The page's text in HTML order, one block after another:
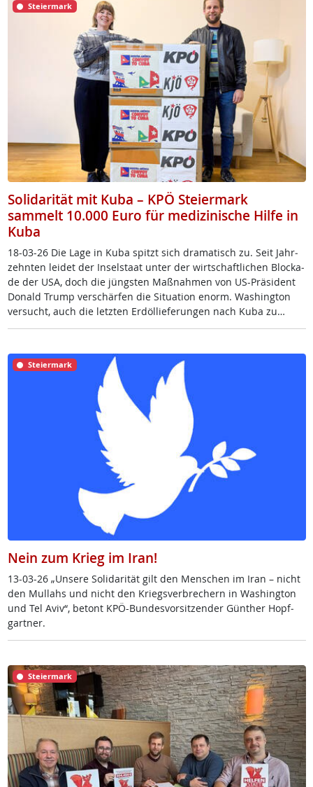
Steiermark
Solidarität mit Kuba – KPÖ Steiermark
sammelt 10.000 Euro für medizinische Hilfe in
Kuba
18-03-26 Die La­ge in Ku­ba spitzt sich dra­ma­tisch zu. Seit Jahr­
zehn­ten lei­det der In­sel­staat un­ter der wirt­schaft­li­chen Blo­c­ka­
de der USA, doch die jüngs­ten Maß­nah­men von US-Prä­si­dent
Do­nald Trump ver­schär­fen die Si­tua­ti­on enorm. Was­hing­ton
ver­sucht, auch die letz­ten Erd­öl­lie­fe­run­gen nach Ku­ba zu…
Steiermark
Nein zum Krieg im Iran!
13-03-26 „Un­se­re So­li­da­ri­tät gilt den Men­schen im Iran – nicht
den Mul­lahs und nicht den Kriegs­ver­b­re­chern in Was­hing­ton
und Tel Avi­v“, be­tont KPÖ-Bun­des­vor­sit­zen­der Gün­t­her Hopf­
gart­ner.
Steiermark